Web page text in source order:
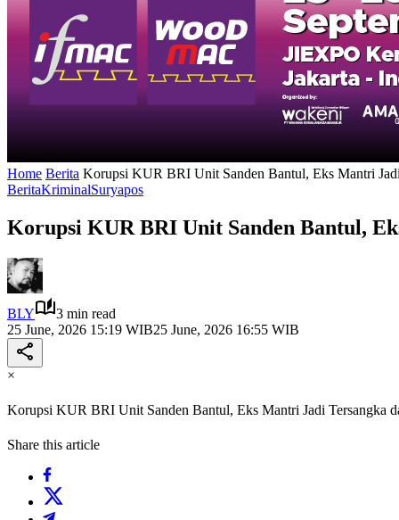
Home Berita Korupsi KUR BRI Unit Sanden Bantul, Eks Mantri
BeritaKriminalSuryapos
Korupsi KUR BRI Unit Sanden Bantul,
BLY
3 min read
25 June, 2026 15:19 WIB25 June, 2026 16:55 WIB
×
Korupsi KUR BRI Unit Sanden Bantul, Eks Mantri Jadi Tersangka
Share this article